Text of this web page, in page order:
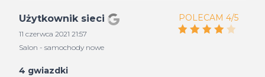
Użytkownik sieci
11 czerwca 2021 21:57
Salon - samochody nowe
POLECAM 4/5
4 gwiazdki